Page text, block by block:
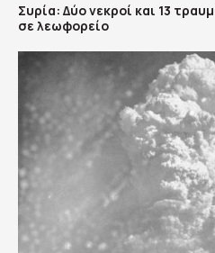
Συρία: Δύο νεκροί και 13
σε λεωφορείο